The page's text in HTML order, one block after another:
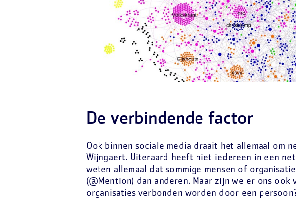
De verbindende factor
Ook binnen sociale media draait het allemaal om
Wijngaert. Uiteraard heeft niet iedereen in een
weten allemaal dat sommige mensen of
(@Mention) dan anderen. Maar zijn we er ons ook
organisaties verbonden worden door een